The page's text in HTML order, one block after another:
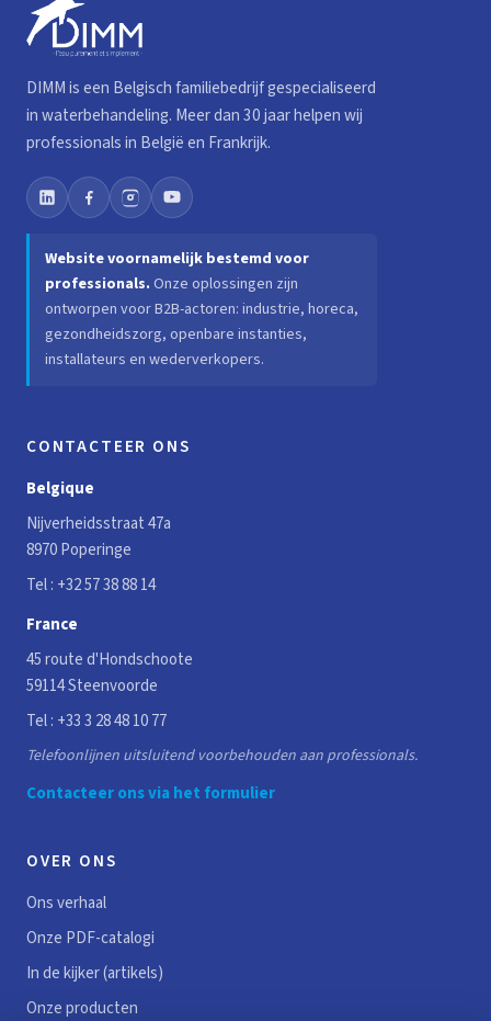
DIMM is een Belgisch familiebedrijf gespecialiseerd
in waterbehandeling. Meer dan 30 jaar helpen wij
professionals in België en Frankrijk.
Website voornamelijk bestemd voor
professionals. Onze oplossingen zijn
ontworpen voor B2B-actoren: industrie, horeca,
gezondheidszorg, openbare instanties,
installateurs en wederverkopers.
CONTACTEER ONS
Belgique
Nijverheidsstraat 47a
8970 Poperinge
Tel : +32 57 38 88 14
France
45 route d'Hondschoote
59114 Steenvoorde
Tel : +33 3 28 48 10 77
Telefoonlijnen uitsluitend voorbehouden aan professionals.
Contacteer ons via het formulier
OVER ONS
Ons verhaal
Onze PDF-catalogi
In de kijker (artikels)
Onze producten